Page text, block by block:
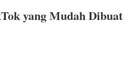
yang Mudah Dibuat